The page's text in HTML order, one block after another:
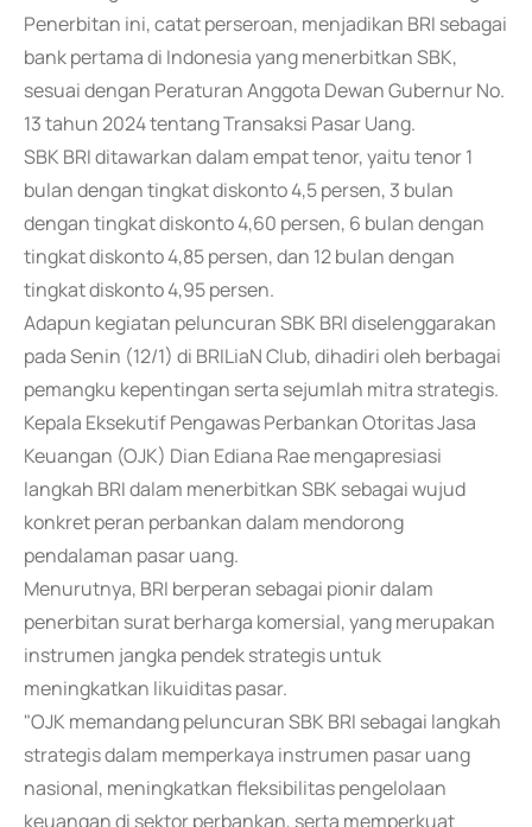
Penerbitan ini, catat perseroan, menjadikan BRI sebagai
bank pertama di Indonesia yang menerbitkan SBK,
sesuai dengan Peraturan Anggota Dewan Gubernur No.
13 tahun 2024 tentang Transaksi Pasar Uang.
SBK BRI ditawarkan dalam empat tenor, yaitu tenor 1
bulan dengan tingkat diskonto 4,5 persen, 3 bulan
dengan tingkat diskonto 4,60 persen, 6 bulan dengan
tingkat diskonto 4,85 persen, dan 12 bulan dengan
tingkat diskonto 4,95 persen.
Adapun kegiatan peluncuran SBK BRI diselenggarakan
pada Senin (12/1) di BRILiaN Club, dihadiri oleh berbagai
pemangku kepentingan serta sejumlah mitra strategis.
Kepala Eksekutif Pengawas Perbankan Otoritas Jasa
Keuangan (OJK) Dian Ediana Rae mengapresiasi
langkah BRI dalam menerbitkan SBK sebagai wujud
konkret peran perbankan dalam mendorong
pendalaman pasar uang.
Menurutnya, BRI berperan sebagai pionir dalam
penerbitan surat berharga komersial, yang merupakan
instrumen jangka pendek strategis untuk
meningkatkan likuiditas pasar.
"OJK memandang peluncuran SBK BRI sebagai langkah
strategis dalam memperkaya instrumen pasar uang
nasional, meningkatkan fleksibilitas pengelolaan
keuangan di sektor perbankan, serta memperkuat